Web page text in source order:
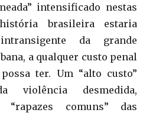
intensificado nestas
brasileira estaria
da grande
a qualquer custo penal
ter. Um “alto custo”
desmedida,
“rapazes comuns” das